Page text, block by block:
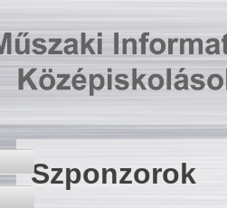
Szponzorok